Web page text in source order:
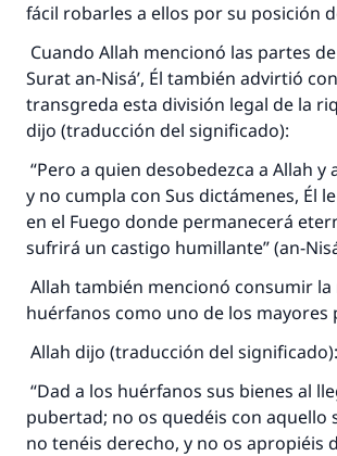
fácil robarles a ellos por su posición
Cuando Allah mencionó las partes
Surat an-Nisá’, Él también advirtió
transgreda esta división legal de la
dijo (traducción del significado):
“Pero a quien desobedezca a Allah y
y no cumpla con Sus dictámenes, Él
en el Fuego donde permanecerá
sufrirá un castigo humillante” (an-
Allah también mencionó consumir la
huérfanos como uno de los mayores
Allah dijo (traducción del significado):
“Dad a los huérfanos sus bienes al
pubertad; no os quedéis con aquello
no tenéis derecho, y no os apropiéis